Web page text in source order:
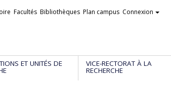
Facultés Bibliothèques Plan campus Connexion
ET UNITÉS DE VICE-RECTORAT À LA
RECHERCHE